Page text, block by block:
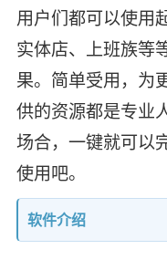
用户们都可以使用
实体店、上班族等
果。简单受用，为
供的资源都是专业
场合，一键就可以
使用吧。
软件介绍